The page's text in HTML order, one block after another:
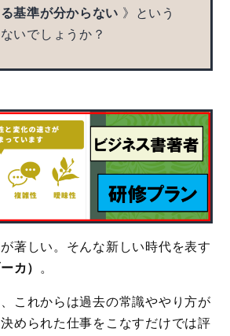
基準が分からない 》という
いでしょうか？
著しい。そんな新しい時代を表す
カ） 。
これからは過去の常識ややり方が
められた仕事をこなすだけでは評